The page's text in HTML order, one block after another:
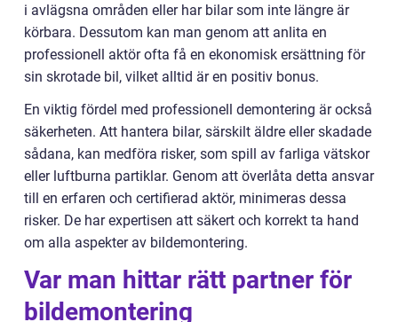
i avlägsna områden eller har bilar som inte längre är
körbara. Dessutom kan man genom att anlita en
professionell aktör ofta få en ekonomisk ersättning för
sin skrotade bil, vilket alltid är en positiv bonus.
En viktig fördel med professionell demontering är också
säkerheten. Att hantera bilar, särskilt äldre eller skadade
sådana, kan medföra risker, som spill av farliga vätskor
eller luftburna partiklar. Genom att överlåta detta ansvar
till en erfaren och certifierad aktör, minimeras dessa
risker. De har expertisen att säkert och korrekt ta hand
om alla aspekter av bildemontering.
Var man hittar rätt partner för
bildemontering